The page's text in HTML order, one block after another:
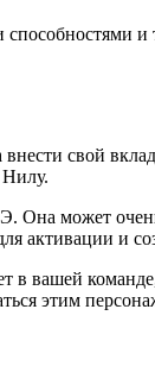
и
свой
Нилу.
Она может
активации и
в вашей
этим